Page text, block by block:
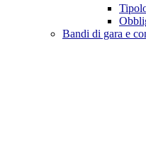
Bandi di gara e